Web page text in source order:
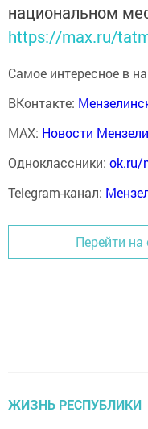
национальном
https://max.ru/
Самое интересное в
ВКонтакте:
MAX: Новости
Одноклассники: ok.ru/
Telegram-канал:
Перейти на
ЖИЗНЬ РЕСПУБЛИКИ